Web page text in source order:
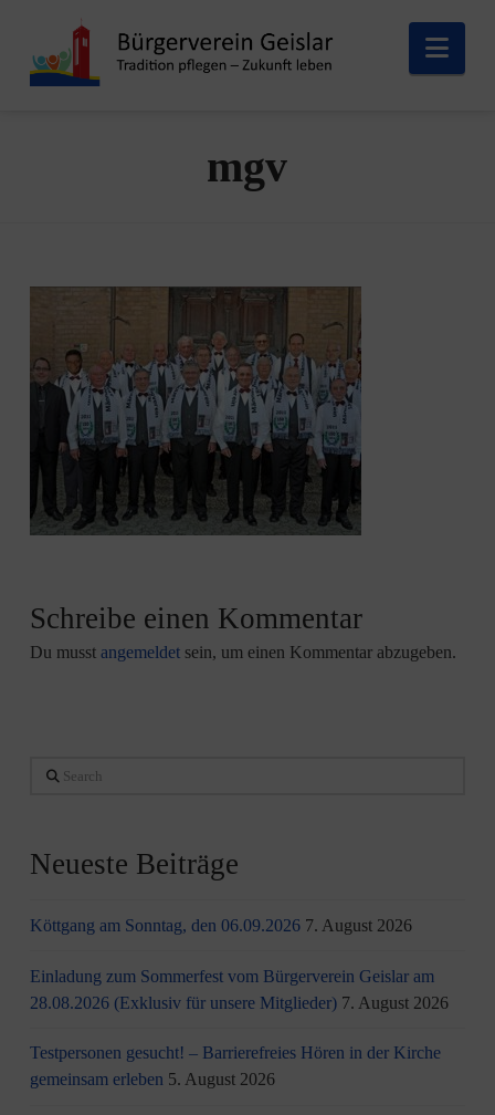
mgv
Schreibe einen Kommentar
Du musst angemeldetsein, um einen Kommentar abzugeben.
Search
Neueste Beiträge
Köttgang am Sonntag, den 06.09.2026 7. August 2026
Einladung zum Sommerfest vom Bürgerverein Geislar am
28.08.2026 (Exklusiv für unsere Mitglieder) 7. August 2026
Testpersonen gesucht! – Barrierefreies Hören in der Kirche
gemeinsam erleben 5. August 2026